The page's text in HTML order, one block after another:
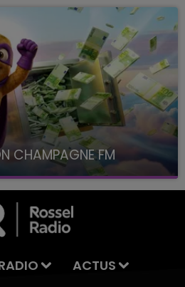
CHAMPAGNE FM
FM, à 8H10
ACTUS